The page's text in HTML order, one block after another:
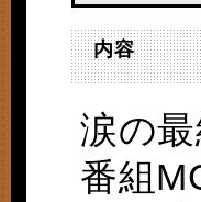
内容
涙の
番組